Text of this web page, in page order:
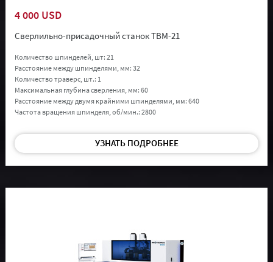
4 000 USD
Cверлильно-присадочный станок TBM-21
Количество шпинделей, шт: 21
Расстояние между шпинделями, мм: 32
Количество траверс, шт.: 1
Максимальная глубина сверления, мм: 60
Расстояние между двумя крайними шпинделями, мм: 640
Частота вращения шпинделя, об/мин.: 2800
УЗНАТЬ ПОДРОБНЕЕ